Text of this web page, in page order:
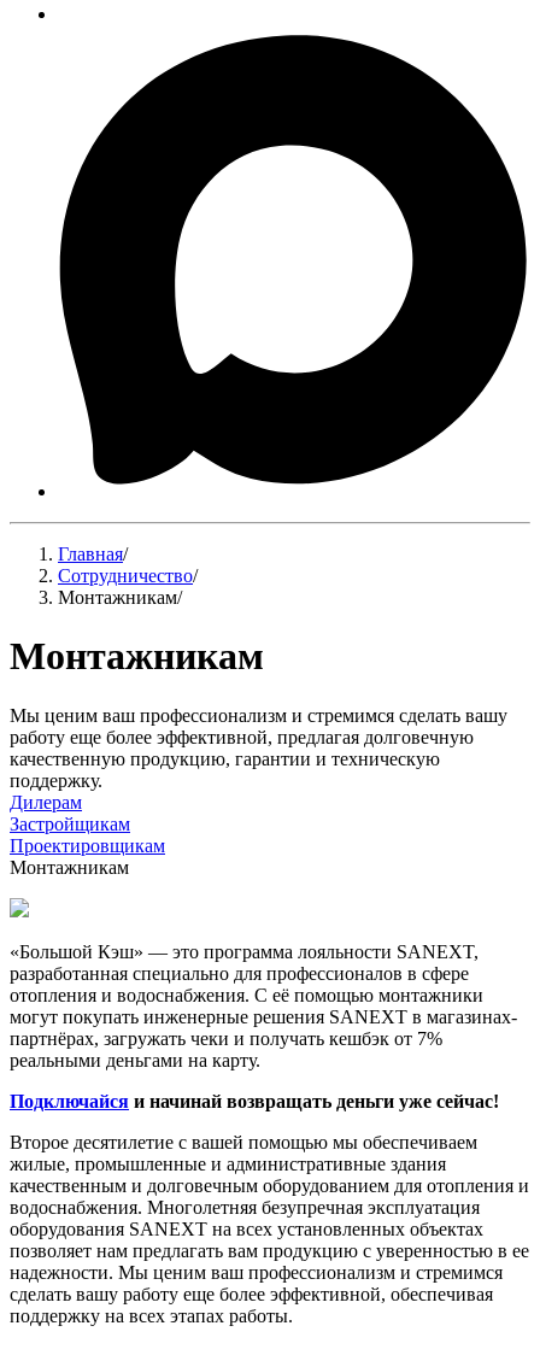
Главная/
Сотрудничество/
Монтажникам/
Монтажникам
Мы ценим ваш профессионализм и стремимся сделать вашу
работу еще более эффективной, предлагая долговечную
качественную продукцию, гарантии и техническую
поддержку.
Дилерам
Застройщикам
Проектировщикам
Монтажникам
«Большой Кэш» — это программа лояльности SANEXT,
разработанная специально для профессионалов в сфере
отопления и водоснабжения. С её помощью монтажники
могут покупать инженерные решения SANEXT в магазинах-
партнёрах, загружать чеки и получать кешбэк от 7%
реальными деньгами на карту.
Подключайся и начинай возвращать деньги уже сейчас!
Второе десятилетие с вашей помощью мы обеспечиваем
жилые, промышленные и административные здания
качественным и долговечным оборудованием для отопления и
водоснабжения. Многолетняя безупречная эксплуатация
оборудования SANEXT на всех установленных объектах
позволяет нам предлагать вам продукцию с уверенностью в ее
надежности. Мы ценим ваш профессионализм и стремимся
сделать вашу работу еще более эффективной, обеспечивая
поддержку на всех этапах работы.